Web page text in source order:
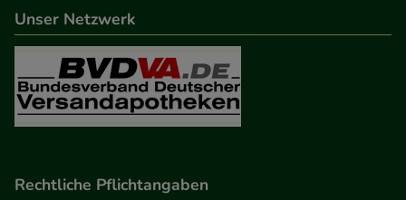
Unser Netzwerk
Rechtliche Pflichtangaben